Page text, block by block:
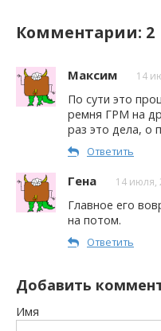
Комментарии: 2
Максим 14
По сути это
ремня ГРМ на
раз это дела, о
Ответить
Гена 14 июля,
Главное его
на потом.
Ответить
Добавить
Имя